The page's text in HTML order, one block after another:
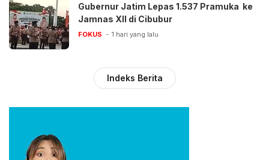
Gubernur Jatim Lepas 1.537 Pramuka ke
Jamnas XII di Cibubur
FOKUS 1 hari yang lalu
Indeks Berita